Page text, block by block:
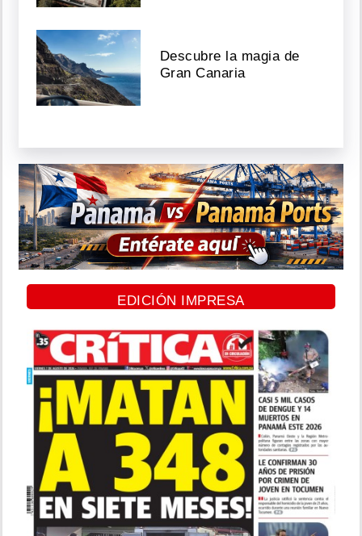
Descubre la magia de
Gran Canaria
EDICIÓN IMPRESA